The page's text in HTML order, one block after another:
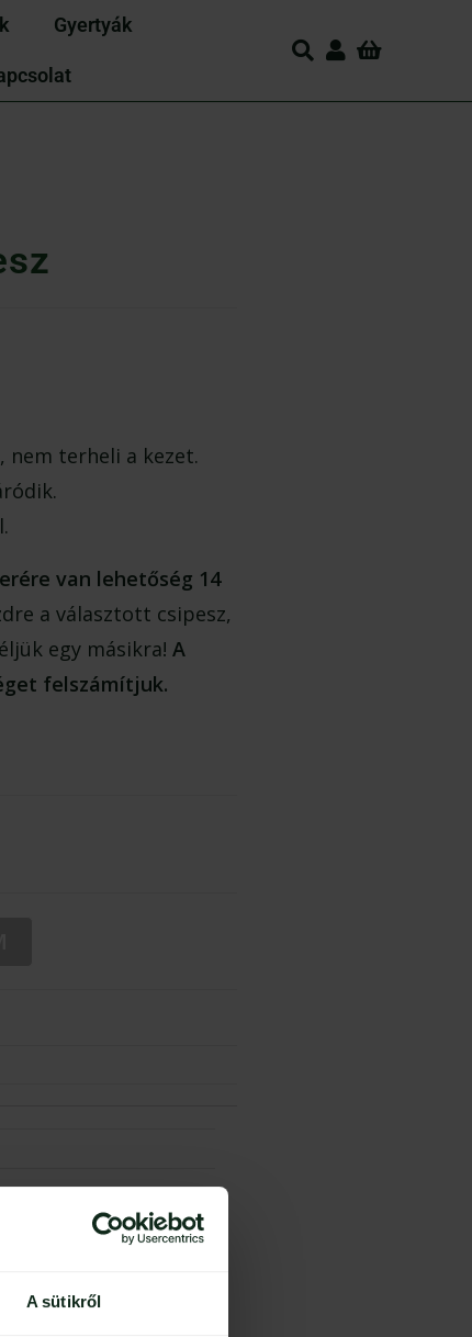
A sütikről
Gyertyák
nem terheli a kezet.
van lehetőség 14
a választott csipesz,
egy másikra! A
felszámítjuk.